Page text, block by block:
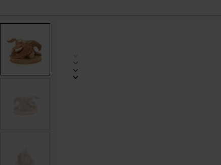
www.large.nl/p/buckbeak/589680St.html